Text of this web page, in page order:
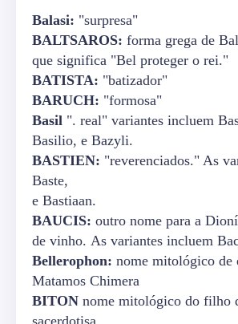
Balasi: "surpresa"
BALTSAROS: forma grega de
que significa "Bel proteger o rei."
BATISTA: "batizador"
BARUCH: "formosa"
Basil ". real" variantes incluem
Basilio, e Bazyli.
BASTIEN: "reverenciados." As
Baste,
e Bastiaan.
BAUCIS: outro nome para a
de vinho. As variantes incluem
Bellerophon: nome mitológico de
Matamos Chimera
BITON nome mitológico do filho